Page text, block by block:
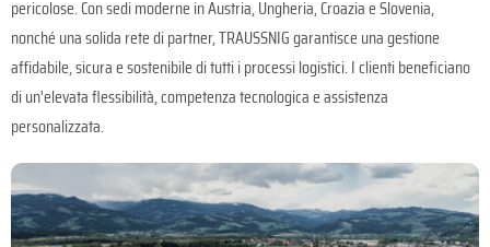
pericolose. Con sedi moderne in Austria, Ungheria, Croazia e Slovenia,
nonché una solida rete di partner, TRAUSSNIG garantisce una gestione
affidabile, sicura e sostenibile di tutti i processi logistici. I clienti beneficiano
di un'elevata flessibilità, competenza tecnologica e assistenza
personalizzata.